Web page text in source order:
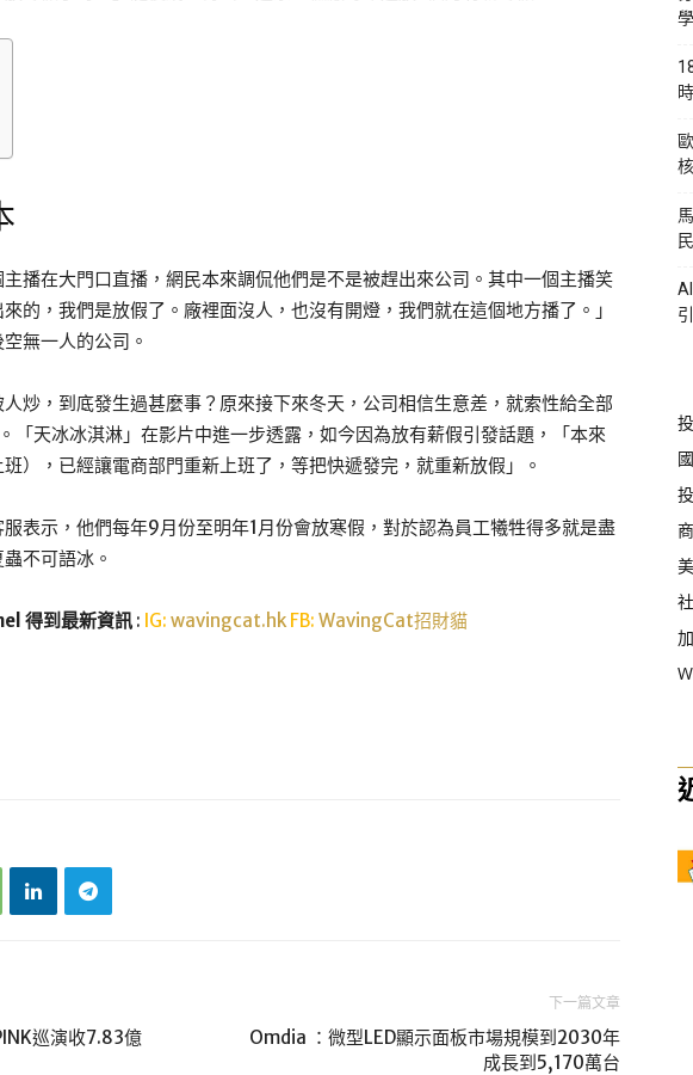
播在大門口直播，網民本來調侃他們是不是被趕出來公司。其中一個主播笑
的，我們是放假了。廠裡面沒人，也沒有開燈，我們就在這個地方播了。」
無一人的公司。
炒，到底發生過甚麼事？原來接下來冬天，公司相信生意差，就索性給全部
「天冰冰淇淋」在影片中進一步透露，如今因為放有薪假引發話題，「本來
），已經讓電商部門重新上班了，等把快遞發完，就重新放假」。
表示，他們每年9月份至明年1月份會放寒假，對於認為員工犧牲得多就是盡
不可語冰。
得到最新資訊 : IG: wavingcat.hkFB: WavingCat招財貓
巡演收7.83億
下一篇文章
Omdia ：微型LED顯示面板市場規模到2030年
成長到5,170萬台